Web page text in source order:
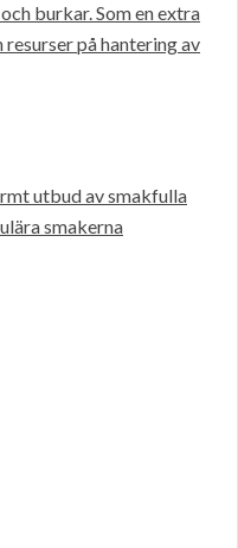
burkar. Som en extra
på hantering av
utbud av smakfulla
smakerna